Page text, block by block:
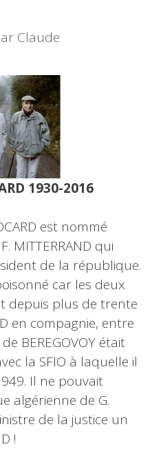
Claude
1930-2016
est nommé
MITTERRAND qui
de la république.
car les deux
depuis plus de trente
en compagnie, entre
BEREGOVOY était
la SFIO à laquelle il
Il ne pouvait
algérienne de G.
de la justice un
!